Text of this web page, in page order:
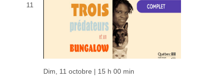
11
Dim, 11 octobre | 15 h 00 min